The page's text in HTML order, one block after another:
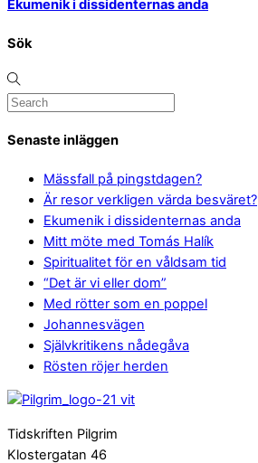
Ekumenik i dissidenternas anda
Sök
Senaste inläggen
Mässfall på pingstdagen?
Är resor verkligen värda besväret?
Ekumenik i dissidenternas anda
Mitt möte med Tomás Halík
Spiritualitet för en våldsam tid
“Det är vi eller dom”
Med rötter som en poppel
Johannesvägen
Självkritikens nådegåva
Rösten röjer herden
Tidskriften Pilgrim
Klostergatan 46